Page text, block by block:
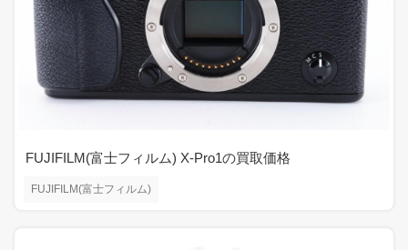
FUJIFILM(富士フィルム)
FUJIFILM(富士フィルム) X-Pro1の買取価格